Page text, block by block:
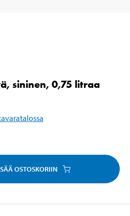
sininen, 0,75 litraa
OSTOSKORIIN